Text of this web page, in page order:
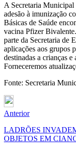
A Secretaria Municipal
adesão à imunização
Básicas de Saúde
vacina Pfizer
parte da Secretaria de
aplicações aos grupos
destinadas a crianças e
Forneceremos
Fonte: Secretaria
Anterior
LADRÕES
OBJETOS EM